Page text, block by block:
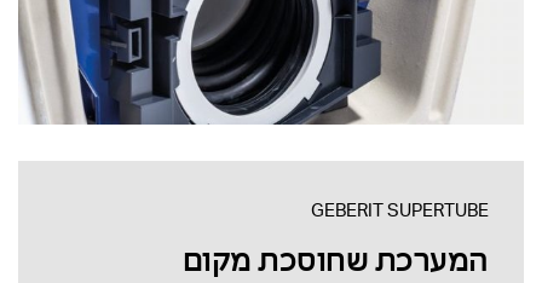
GEBERIT SUPERTUBE
המערכת שחוסכת מקום